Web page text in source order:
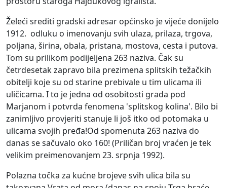
Želeći srediti gradski adresar općinsko je vijeće donijelo
1912. odluku o imenovanju svih ulaza, prilaza, trgova,
poljana, širina, obala, pristana, mostova, cesta i putova.
Tom su prilikom podijeljena 263 naziva. Čak su
četrdesetak zapravo bila prezimena splitskih težačkih
obitelji koje su od starine prebivale u tim ulicama ili
uličicama. I to je jedna od osobitosti grada pod
Marjanom i potvrda fenomena 'splitskog kolina'. Bilo bi
zanimljivo provjeriti stanuje li još itko od potomaka u
ulicama svojih pređa!Od spomenuta 263 naziva do
danas se sačuvalo oko 160! (Priličan broj vraćen je tek
velikim preimenovanjem 23. srpnja 1992).
Polazna točka za kućne brojeve svih ulica bila su